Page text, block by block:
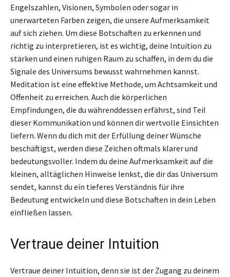
Engelszahlen, Visionen, Symbolen oder sogar in
unerwarteten Farben zeigen, die unsere Aufmerksamkeit
auf sich ziehen. Um diese Botschaften zu erkennen und
richtig zu interpretieren, ist es wichtig, deine Intuition zu
stärken und einen ruhigen Raum zu schaffen, in dem du die
Signale des Universums bewusst wahrnehmen kannst.
Meditation ist eine effektive Methode, um Achtsamkeit und
Offenheit zu erreichen. Auch die körperlichen
Empfindungen, die du währenddessen erfährst, sind Teil
dieser Kommunikation und können dir wertvolle Einsichten
liefern. Wenn du dich mit der Erfüllung deiner Wünsche
beschäftigst, werden diese Zeichen oftmals klarer und
bedeutungsvoller. Indem du deine Aufmerksamkeit auf die
kleinen, alltäglichen Hinweise lenkst, die dir das Universum
sendet, kannst du ein tieferes Verständnis für ihre
Bedeutung entwickeln und diese Botschaften in dein Leben
einfließen lassen.
Vertraue deiner Intuition
Vertraue deiner Intuition, denn sie ist der Zugang zu deinem